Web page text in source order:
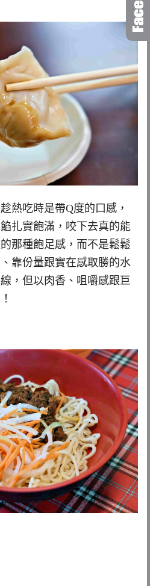
熱吃時是帶Q度的口感，
扎實飽滿，咬下去真的能
那種飽足感，而不是鬆鬆
靠份量跟實在感取勝的水
，但以肉香、咀嚼感跟巨